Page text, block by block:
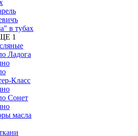
в тубах
1
Ладога
Класс
Сонет
масла